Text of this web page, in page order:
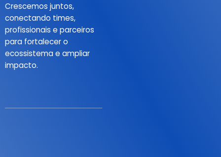
Crescemos juntos,
conectando times,
profissionais e parceiros
para fortalecer o
ecossistema e ampliar
impacto.